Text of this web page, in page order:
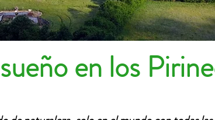
en los